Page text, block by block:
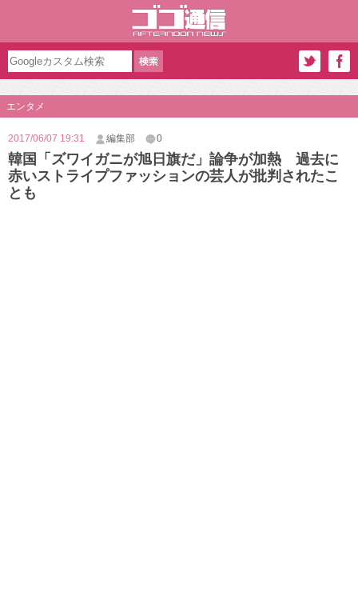
エンタメ
2017/06/07 19:31 編集部 0
韓国「ズワイガニが旭日旗だ」論争が加熱 過去に
赤いストライプファッションの芸人が批判されたこ
とも